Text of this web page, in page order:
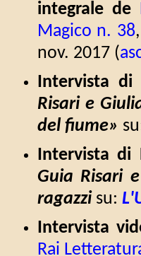
integrale de
Magico n. 38
nov. 2017 (
Intervista
Risari e
del fiume»
Intervista di
Guia Risari
ragazzi su:
Intervista
Rai